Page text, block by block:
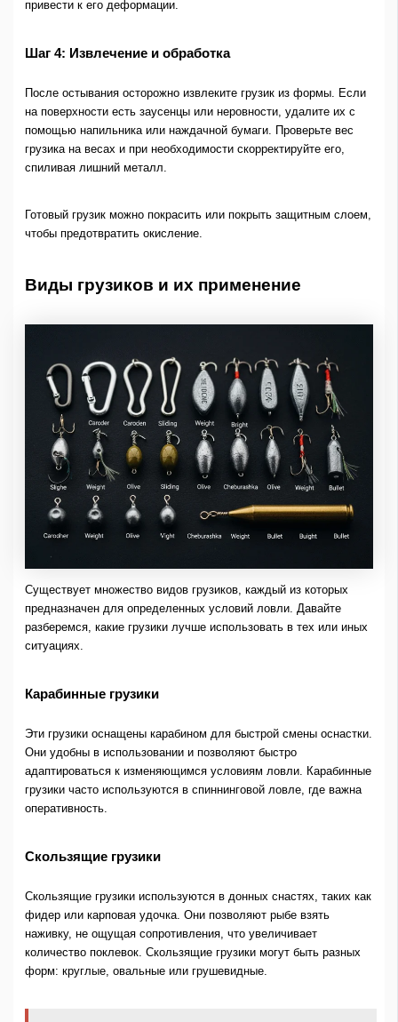
привести к его деформации.
Шаг 4: Извлечение и обработка
После остывания осторожно извлеките грузик из формы. Если
на поверхности есть заусенцы или неровности, удалите их с
помощью напильника или наждачной бумаги. Проверьте вес
грузика на весах и при необходимости скорректируйте его,
спиливая лишний металл.
Готовый грузик можно покрасить или покрыть защитным слоем,
чтобы предотвратить окисление.
Виды грузиков и их применение
Существует множество видов грузиков, каждый из которых
предназначен для определенных условий ловли. Давайте
разберемся, какие грузики лучше использовать в тех или иных
ситуациях.
Карабинные грузики
Эти грузики оснащены карабином для быстрой смены оснастки.
Они удобны в использовании и позволяют быстро
адаптироваться к изменяющимся условиям ловли. Карабинные
грузики часто используются в спиннинговой ловле, где важна
оперативность.
Скользящие грузики
Скользящие грузики используются в донных снастях, таких как
фидер или карповая удочка. Они позволяют рыбе взять
наживку, не ощущая сопротивления, что увеличивает
количество поклевок. Скользящие грузики могут быть разных
форм: круглые, овальные или грушевидные.